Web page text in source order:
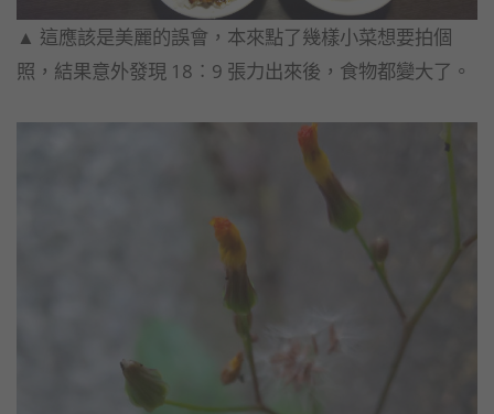
▲ 這應該是美麗的誤會，本來點了幾樣小菜想要拍個
照，結果意外發現 18︰9 張力出來後，食物都變大了。